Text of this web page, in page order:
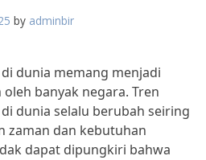
by adminbir
dunia memang menjadi
banyak negara. Tren
dunia selalu berubah seiring
zaman dan kebutuhan
dapat dipungkiri bahwa